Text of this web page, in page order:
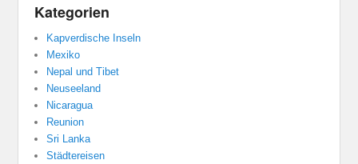
Kategorien
Kapverdische Inseln
Mexiko
Nepal und Tibet
Neuseeland
Nicaragua
Reunion
Sri Lanka
Städtereisen